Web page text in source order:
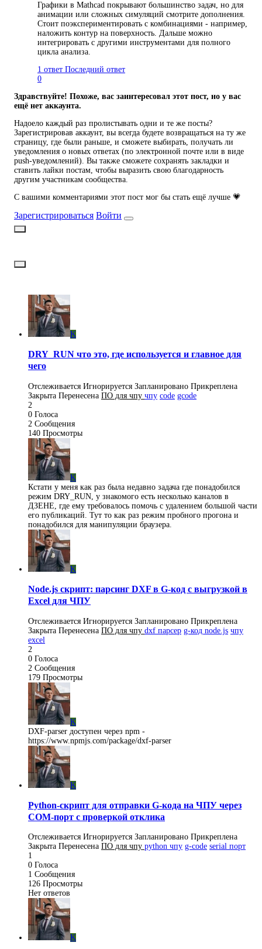
Графики в Mathcad покрывают большинство задач, но для
анимации или сложных симуляций смотрите дополнения.
Стоит поэкспериментировать с комбинациями - например,
наложить контур на поверхность. Дальше можно
интегрировать с другими инструментами для полного
цикла анализа.
1 ответ Последний ответ
0
Здравствуйте! Похоже, вас заинтересовал этот пост, но у вас
ещё нет аккаунта.
Надоело каждый раз пролистывать одни и те же посты?
Зарегистрировав аккаунт, вы всегда будете возвращаться на ту же
страницу, где были раньше, и сможете выбирать, получать ли
уведомления о новых ответах (по электронной почте или в виде
push-уведомлений). Вы также сможете сохранять закладки и
ставить лайки постам, чтобы выразить свою благодарность
другим участникам сообщества.
С вашими комментариями этот пост мог бы стать ещё лучше 💗
Зарегистрироваться Войти
K
DRY_RUN что это, где используется и главное для
чего
Отслеживается Игнорируется Запланировано Прикреплена
Закрыта Перенесена ПO для чпу чпу code gcode
2
0 Голоса
2 Сообщения
140 Просмотры
K
Кстати у меня как раз была недавно задача где понадобился
режим DRY_RUN, у знакомого есть несколько каналов в
ДЗЕНЕ, где ему требовалось помочь с удалением большой части
его публикаций. Тут то как раз режим пробного прогона и
понадобился для манипуляции браузера.
K
Node.js скрипт: парсинг DXF в G-код с выгрузкой в
Excel для ЧПУ
Отслеживается Игнорируется Запланировано Прикреплена
Закрыта Перенесена ПO для чпу dxf парсер g-код node.js чпу
excel
2
0 Голоса
2 Сообщения
179 Просмотры
K
DXF-parser доступен через npm -
https://www.npmjs.com/package/dxf-parser
K
Python-скрипт для отправки G-кода на ЧПУ через
COM-порт с проверкой отклика
Отслеживается Игнорируется Запланировано Прикреплена
Закрыта Перенесена ПO для чпу python чпу g-code serial порт
1
0 Голоса
1 Сообщения
126 Просмотры
Нет ответов
K